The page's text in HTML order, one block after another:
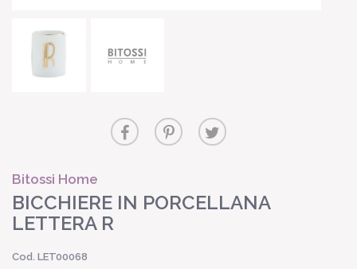
Bitossi Home
BICCHIERE IN PORCELLANA
LETTERA R
Cod. LET00068